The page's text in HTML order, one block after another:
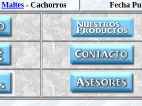
Maltes - Cachorros Fecha